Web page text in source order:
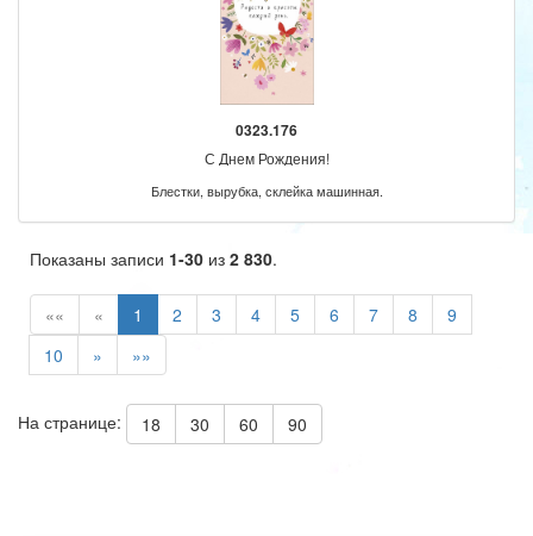
0323.176
С Днем Рождения!
Блестки, вырубка, склейка машинная.
Показаны записи 1-30 из 2 830.
«« « 1 2 3 4 5 6 7 8
9
10
» »»
На странице: 18 30 60 90